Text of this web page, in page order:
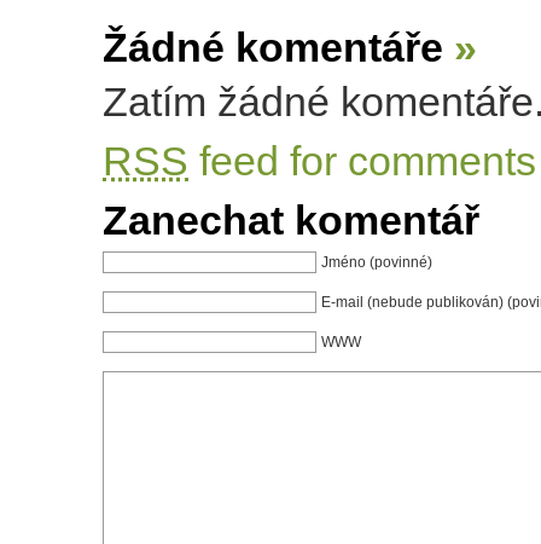
Žádné komentáře »
Zatím žádné
RSS feed for
Zanechat komentář
Jméno (povinné)
E-mail (nebude publikován)
WWW